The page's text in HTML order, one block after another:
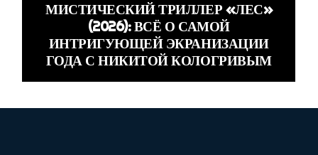
МИСТИЧЕСКИЙ ТРИЛЛЕР «ЛЕС»
(2026): ВСЁ О САМОЙ
ИНТРИГУЮЩЕЙ ЭКРАНИЗАЦИИ
ГОДА С НИКИТОЙ КОЛОГРИВЫМ